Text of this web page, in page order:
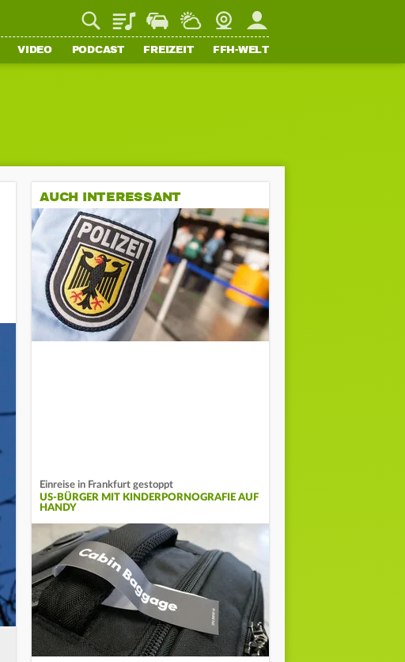
PlaylistStaupilotWetterWebcamMein FFH
VIDEO PODCAST FREIZEIT FFH-WELT
AUCH INTERESSANT
Einreise in Frankfurt gestoppt
US-BÜRGER MIT KINDERPORNOGRAFIE AUF
HANDY